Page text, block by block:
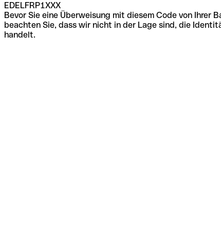
EDELFRP1XXX
Bevor Sie eine Überweisung mit diesem Code von
beachten Sie, dass wir nicht in der Lage sind, die
handelt.